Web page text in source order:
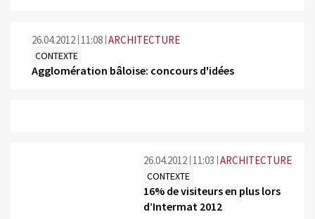
26.04.2012 11:08 ARCHITECTURE
CONTEXTE
Agglomération bâloise: concours d'idées
26.04.2012 11:03 ARCHITECTURE
CONTEXTE
16% de visiteurs en plus lors
d’Intermat 2012